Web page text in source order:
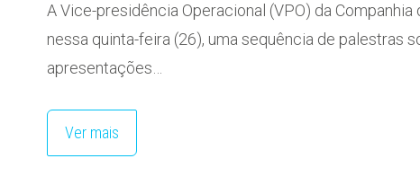
A Vice-presidência Operacional (VPO) da
nessa quinta-feira (26), uma sequência de palestras
apresentações…
Ver mais